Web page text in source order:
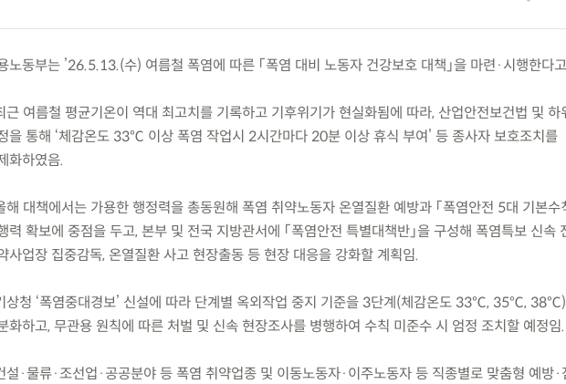
노동부는 ’26.5.13.(수) 여름철 폭염에 따른 「폭염 대비 노동자 건강보호 대책」을 마련·시행한다
근 여름철 평균기온이 역대 최고치를 기록하고 기후위기가 현실화됨에 따라, 산업안전보건법 및 하
을 통해 ‘체감온도 33℃ 이상 폭염 작업시 2시간마다 20분 이상 휴식 부여’ 등 종사자 보호조치를
화하였음.
해 대책에서는 가용한 행정력을 총동원해 폭염 취약노동자 온열질환 예방과 「폭염안전 5대 기본수
력 확보에 중점을 두고, 본부 및 전국 지방관서에 「폭염안전 특별대책반」을 구성해 폭염특보 신속
사업장 집중감독, 온열질환 사고 현장출동 등 현장 대응을 강화할 계획임.
상청 ‘폭염중대경보’ 신설에 따라 단계별 옥외작업 중지 기준을 3단계(체감온도 33℃, 35℃,
화하고, 무관용 원칙에 따른 처벌 및 신속 현장조사를 병행하여 수칙 미준수 시 엄정 조치할 예정임.
설·물류·조선업·공공분야 등 폭염 취약업종 및 이동노동자·이주노동자 등 직종별로 맞춤형 예방·